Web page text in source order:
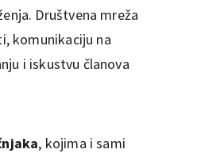
Društvena mreža
komunikaciju na
i iskustvu članova
, kojima i sami